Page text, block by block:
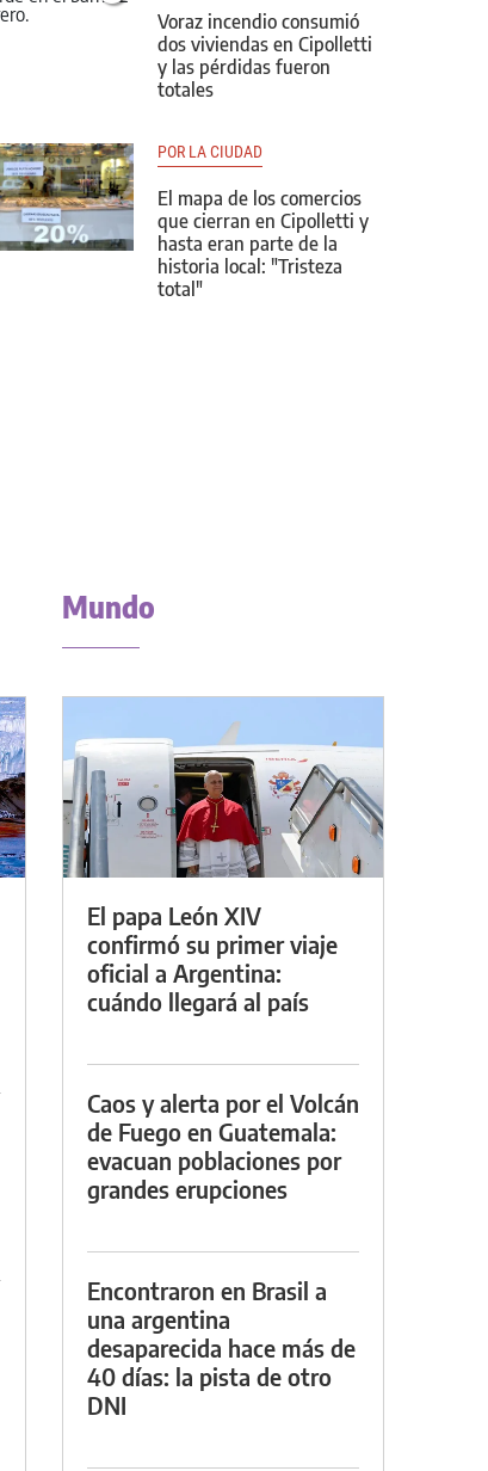
Voraz incendio consumió
dos viviendas en Cipolletti
y las pérdidas fueron
totales
POR LA CIUDAD
El mapa de los comercios
que cierran en Cipolletti y
hasta eran parte de la
historia local: "Tristeza
total"
Mundo
El papa León XIV
confirmó su primer viaje
oficial a Argentina:
cuándo llegará al país
Caos y alerta por el Volcán
de Fuego en Guatemala:
evacuan poblaciones por
grandes erupciones
Encontraron en Brasil a
una argentina
desaparecida hace más de
40 días: la pista de otro
DNI